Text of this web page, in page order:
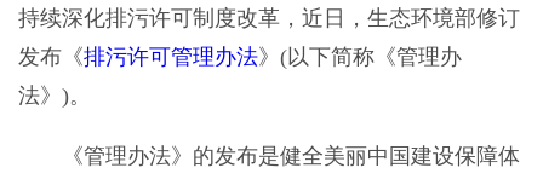
持续深化排污许可制度改革，近日，生态环境部修订
发布《排污许可管理办法》(以下简称《管理办
法》)。
《管理办法》的发布是健全美丽中国建设保障体